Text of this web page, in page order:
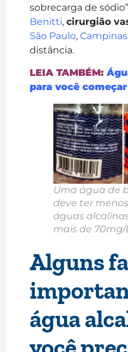
sobrecarga de
Benitti, cirurgião
São Paulo, Campinas
distância.
LEIA TAMBÉM:
para você
Uma água de
deve ter
águas
mais de 70mg/
Alguns
água